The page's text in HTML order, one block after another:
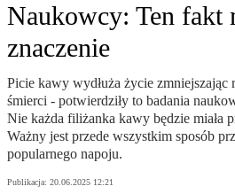
Naukowcy: Ten fakt
znaczenie
Picie kawy wydłuża życie zmniejszając
śmierci - potwierdziły to badania
Nie każda filiżanka kawy będzie miała
Ważny jest przede wszystkim sposób
popularnego napoju.
Publikacja: 20.06.2025 12:21